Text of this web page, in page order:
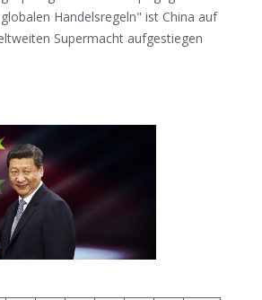
Handelsregeln" ist China auf
Supermacht aufgestiegen